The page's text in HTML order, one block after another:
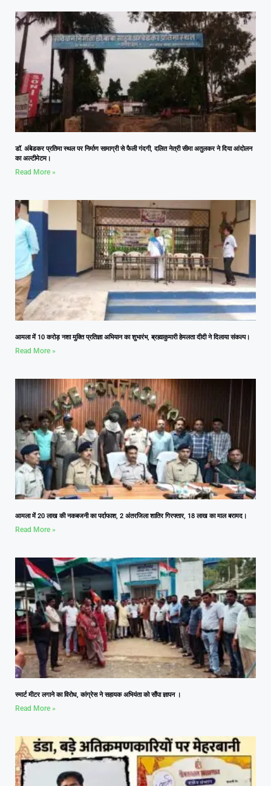
डॉ. अंबेडकर प्रतिमा स्थल पर निर्माण सामाग्री से फैली गंदगी, दलित नेत्री सीमा अतुलकर ने दिया आंदोलन
का अल्टीमेटम।
Read More »
आमला में 10 करोड़ नशा मुक्ति प्रतिज्ञा अभियान का शुभारंभ, ब्रह्माकुमारी हेमलता दीदी ने दिलाया संकल्प।
Read More »
आमला में 20 लाख की नकबजनी का पर्दाफाश, 2 अंतरजिला शातिर गिरफ्तार, 18 लाख का माल बरामद।
Read More »
स्मार्ट मीटर लगाने का विरोध, कांग्रेस ने सहायक अभियंता को सौंपा ज्ञापन ।
Read More »